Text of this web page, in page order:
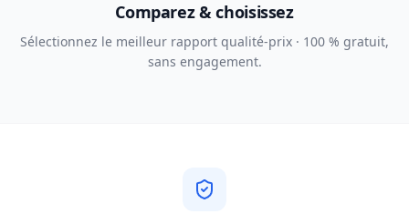
Comparez & choisissez
Sélectionnez le meilleur rapport qualité-prix · 100 % gratuit,
sans engagement.